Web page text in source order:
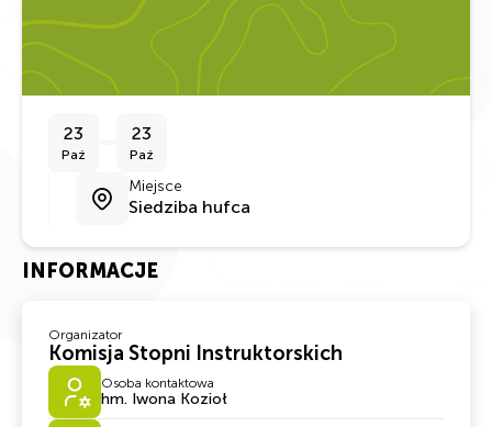
23
Paź
23
Paź
Miejsce
Siedziba hufca
INFORMACJE
Organizator
Komisja Stopni Instruktorskich
Osoba kontaktowa
hm. Iwona Kozioł